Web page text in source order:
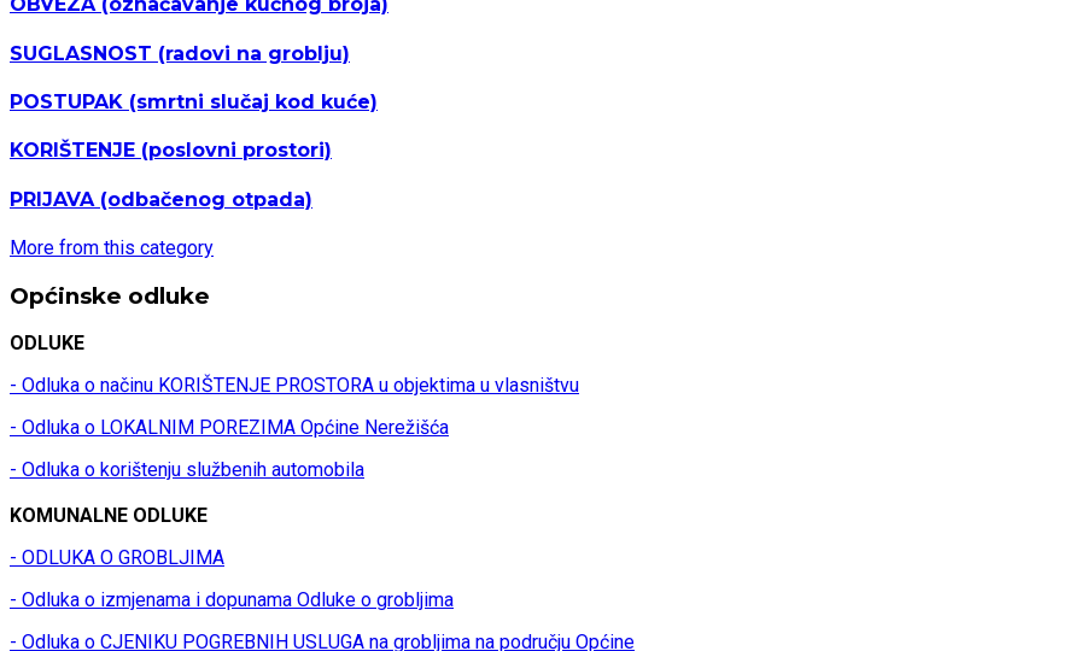
OBVEZA(označavanje kućnog broja)
SUGLASNOST (radovi na groblju)
POSTUPAK (smrtni slučaj kod kuće)
KORIŠTENJE (poslovni prostori)
PRIJAVA (odbačenog otpada)
More from this category
Općinske odluke
ODLUKE
- Odluka o načinu KORIŠTENJE PROSTORA u objektima u vlasništvu
- Odluka o LOKALNIM POREZIMA Općine Nerežišća
- Odluka o korištenju službenih automobila
KOMUNALNE ODLUKE
- ODLUKA O GROBLJIMA
- Odluka o izmjenama i dopunama Odluke o grobljima
- Odluka o CJENIKU POGREBNIH USLUGA na grobljima na području Općine